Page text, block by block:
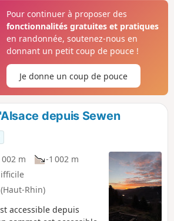
Pour continuer à proposer des
fonctionnalités gratuites et pratiques
en randonnée, soutenez-nous en
donnant un petit coup de pouce !
Je donne un coup de pouce
depuis Sewen
002 m
-1 002 m
Rhin)
accessible depuis